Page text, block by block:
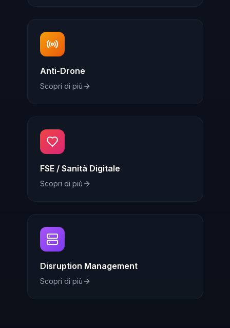
Anti-Drone
Scopri di più
FSE / Sanità Digitale
Scopri di più
Disruption Management
Scopri di più